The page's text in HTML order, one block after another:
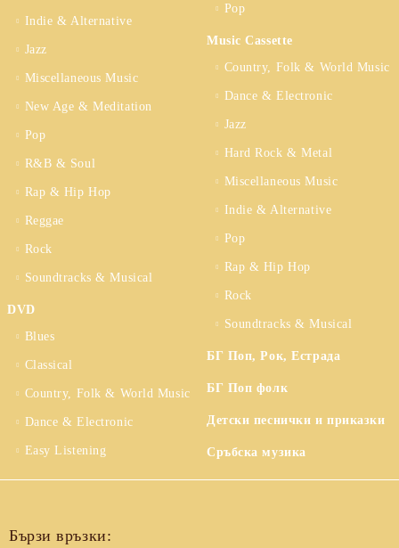
Indie & Alternative
Jazz
Miscellaneous Music
New Age & Meditation
Pop
R&B & Soul
Rap & Hip Hop
Reggae
Rock
Soundtracks & Musical
DVD
Blues
Classical
Country, Folk & World Music
Dance & Electronic
Easy Listening
Pop
Music Cassette
Country, Folk & World Music
Dance & Electronic
Jazz
Hard Rock & Metal
Miscellaneous Music
Indie & Alternative
Pop
Rap & Hip Hop
Rock
Soundtracks & Musical
БГ Поп, Рок, Естрада
БГ Поп фолк
Детски песнички и приказки
Сръбска музика
Бързи връзки: